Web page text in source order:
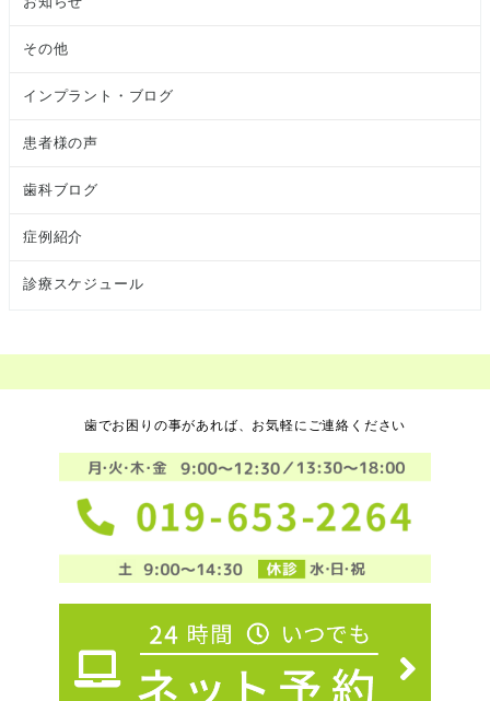
その他
インプラント・ブログ
患者様の声
歯科ブログ
症例紹介
診療スケジュール
歯でお困りの事があれば、お気軽にご連絡ください